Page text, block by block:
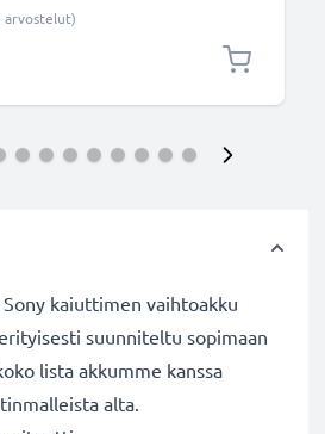
arvostelut)
kaiuttimen vaihtoakku
suunniteltu sopimaan
lista akkumme kanssa
alta.